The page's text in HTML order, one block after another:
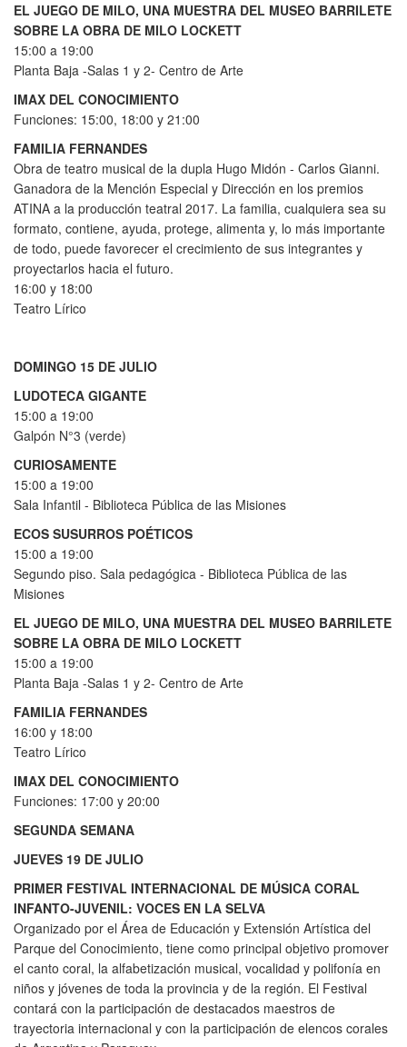
EL JUEGO DE MILO, UNA MUESTRA DEL MUSEO BARRILETE
SOBRE LA OBRA DE MILO LOCKETT
15:00 a 19:00
Planta Baja -Salas 1 y 2- Centro de Arte
IMAX DEL CONOCIMIENTO
Funciones: 15:00, 18:00 y 21:00
FAMILIA FERNANDES
Obra de teatro musical de la dupla Hugo Midón - Carlos Gianni.
Ganadora de la Mención Especial y Dirección en los premios
ATINA a la producción teatral 2017. La familia, cualquiera sea su
formato, contiene, ayuda, protege, alimenta y, lo más importante
de todo, puede favorecer el crecimiento de sus integrantes y
proyectarlos hacia el futuro.
16:00 y 18:00
Teatro Lírico
DOMINGO 15 DE JULIO
LUDOTECA GIGANTE
15:00 a 19:00
Galpón N°3 (verde)
CURIOSAMENTE
15:00 a 19:00
Sala Infantil - Biblioteca Pública de las Misiones
ECOS SUSURROS POÉTICOS
15:00 a 19:00
Segundo piso. Sala pedagógica - Biblioteca Pública de las
Misiones
EL JUEGO DE MILO, UNA MUESTRA DEL MUSEO BARRILETE
SOBRE LA OBRA DE MILO LOCKETT
15:00 a 19:00
Planta Baja -Salas 1 y 2- Centro de Arte
FAMILIA FERNANDES
16:00 y 18:00
Teatro Lírico
IMAX DEL CONOCIMIENTO
Funciones: 17:00 y 20:00
SEGUNDA SEMANA
JUEVES 19 DE JULIO
PRIMER FESTIVAL INTERNACIONAL DE MÚSICA CORAL
INFANTO-JUVENIL: VOCES EN LA SELVA
Organizado por el Área de Educación y Extensión Artística del
Parque del Conocimiento, tiene como principal objetivo promover
el canto coral, la alfabetización musical, vocalidad y polifonía en
niños y jóvenes de toda la provincia y de la región. El Festival
contará con la participación de destacados maestros de
trayectoria internacional y con la participación de elencos corales